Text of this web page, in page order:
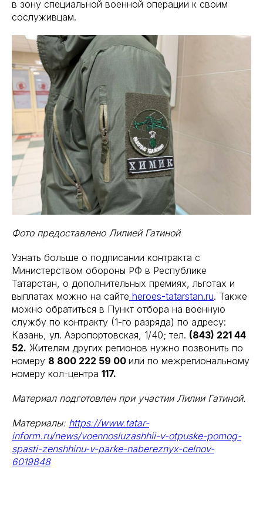
в зону специальной военной операции к своим
сослуживцам.
Фото предоставлено Лилией Гатиной
Узнать больше о подписании контракта с
Министерством обороны РФ в Республике
Татарстан, о дополнительных премиях, льготах и
выплатах можно на сайте heroes-tatarstan.ru. Также
можно обратиться в Пункт отбора на военную
службу по контракту (1-го разряда) по адресу:
Казань, ул. Аэропортовская, 1/40; тел. (843) 221 44
52. Жителям других регионов нужно позвонить по
номеру 8 800 222 59 00 или по межрегиональному
номеру кол-центра 117.
Материал подготовлен при участии Лилии Гатиной.
Материалы: https://www.tatar-
inform.ru/news/voennosluzashhii-v-otpuske-pomog-
spasti-zenshhinu-v-parke-nabereznyx-celnov-
6019848